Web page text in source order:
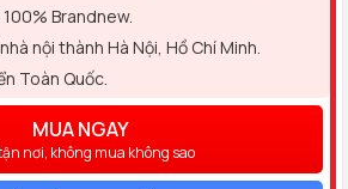
Brandnew.
nội thành Hà Nội, Hồ Chí Minh.
Toàn Quốc.
MUA NGAY
nơi, không mua không sao